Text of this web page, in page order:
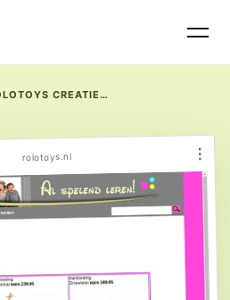
ROLOTOYS CREATIEF IN SPEELGOED
rolotoys.nl ⋮